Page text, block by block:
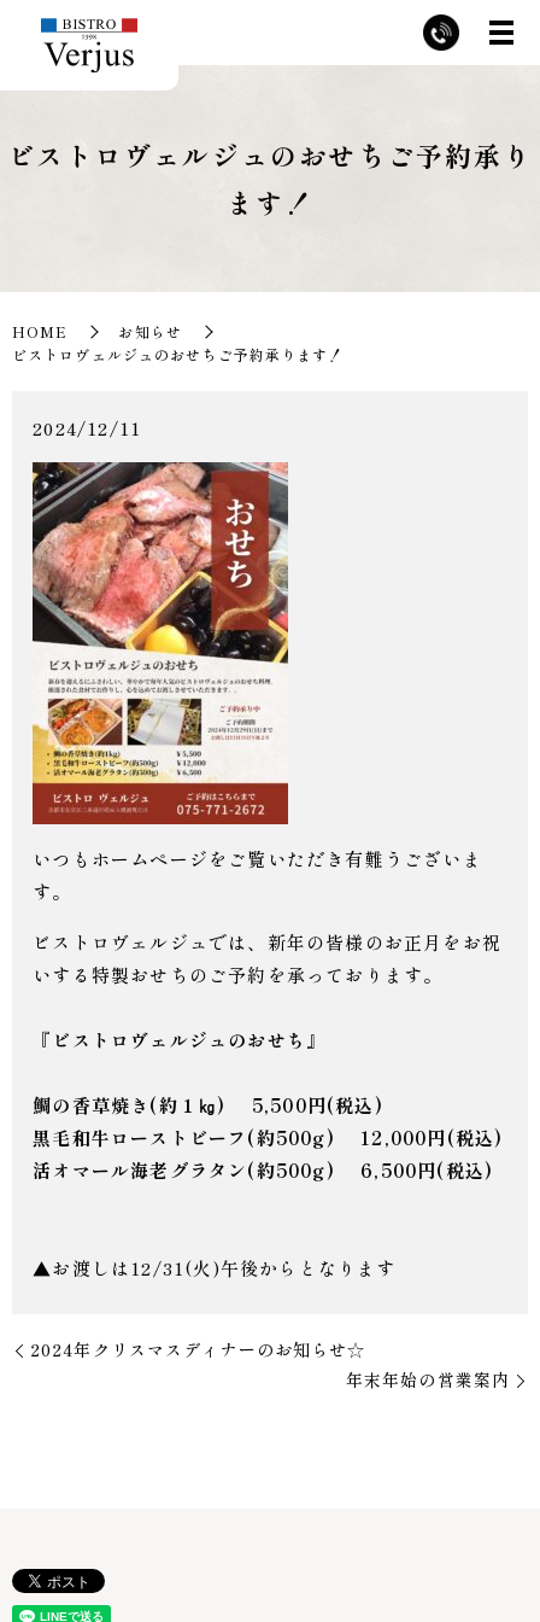
ビストロヴェルジュのおせちご予約承り
ます！
HOME
お知らせ
ビストロヴェルジュのおせちご予約承ります！
2024/12/11
いつもホームページをご覧いただき有難うございま
す。
ビストロヴェルジュでは、新年の皆様のお正月をお祝
いする特製おせちのご予約を承っております。
『ビストロヴェルジュのおせち』
鯛の香草焼き(約１㎏) 5,500円(税込)
黒毛和牛ローストビーフ(約500g) 12,000円(税込)
活オマール海老グラタン(約500g) 6,500円(税込)
▲お渡しは12/31(火)午後からとなります
2024年クリスマスディナーのお知らせ☆
年末年始の営業案内